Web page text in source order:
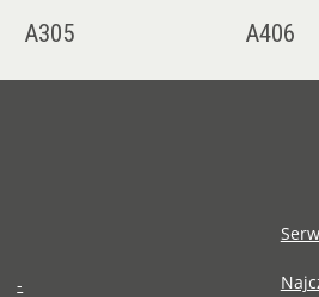
A305 A406
-